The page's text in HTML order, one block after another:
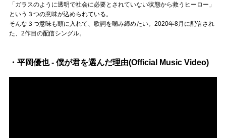
「ガラスのように透明で社会に必要とされていない状態から救うヒーロー」
という３つの意味が込められている。
そんな３つ意味も頭に入れて、歌詞を噛み締めたい。2020年8月に配信され
た、2作目の配信シングル。
・平岡優也 - 僕が君を選んだ理由(Official Music Video)